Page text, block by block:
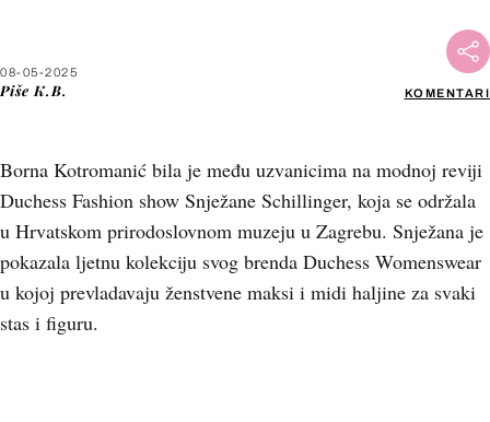
08-05-2025
Piše K.B. KOMENTARI
Borna Kotromanić bila je među uzvanicima na modnoj reviji
Duchess Fashion show Snježane Schillinger, koja se održala
u Hrvatskom prirodoslovnom muzeju u Zagrebu. Snježana je
pokazala ljetnu kolekciju svog brenda Duchess Womenswear
u kojoj prevladavaju ženstvene maksi i midi haljine za svaki
stas i figuru.